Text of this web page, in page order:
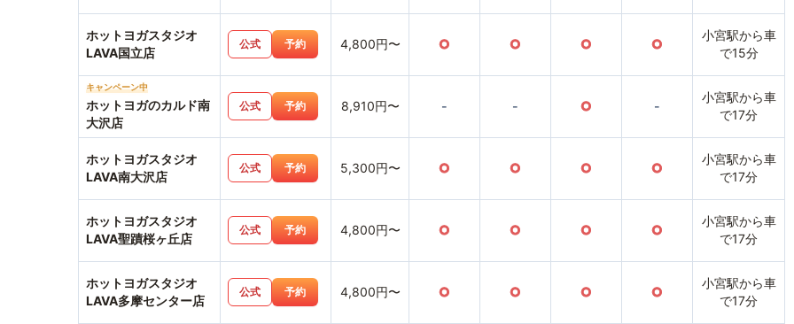
ホットヨガスタジオ
LAVA国立店
公式 予約 4,800円〜 ○ ○ ○ ○
小宮駅から車
で15分
キャンペーン中
ホットヨガのカルド南
大沢店
公式 予約 8,910円〜 - - ○ -
小宮駅から車
で17分
ホットヨガスタジオ
LAVA南大沢店
公式 予約 5,300円〜 ○ ○ ○ ○
小宮駅から車
で17分
ホットヨガスタジオ
LAVA聖蹟桜ヶ丘店
公式 予約 4,800円〜 ○ ○ ○ ○
小宮駅から車
で17分
ホットヨガスタジオ
LAVA多摩センター店
公式 予約 4,800円〜 ○ ○ ○ ○
小宮駅から車
で17分